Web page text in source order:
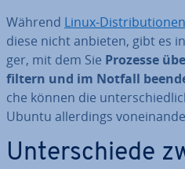
Während Linux-Dis­tri­bu­tio­nen
diese nicht anbieten, gibt es in
ger, mit dem Sie Prozesse
filtern und im Notfall
che können die
Ubuntu al­ler­dings
Un­ter­schie­de